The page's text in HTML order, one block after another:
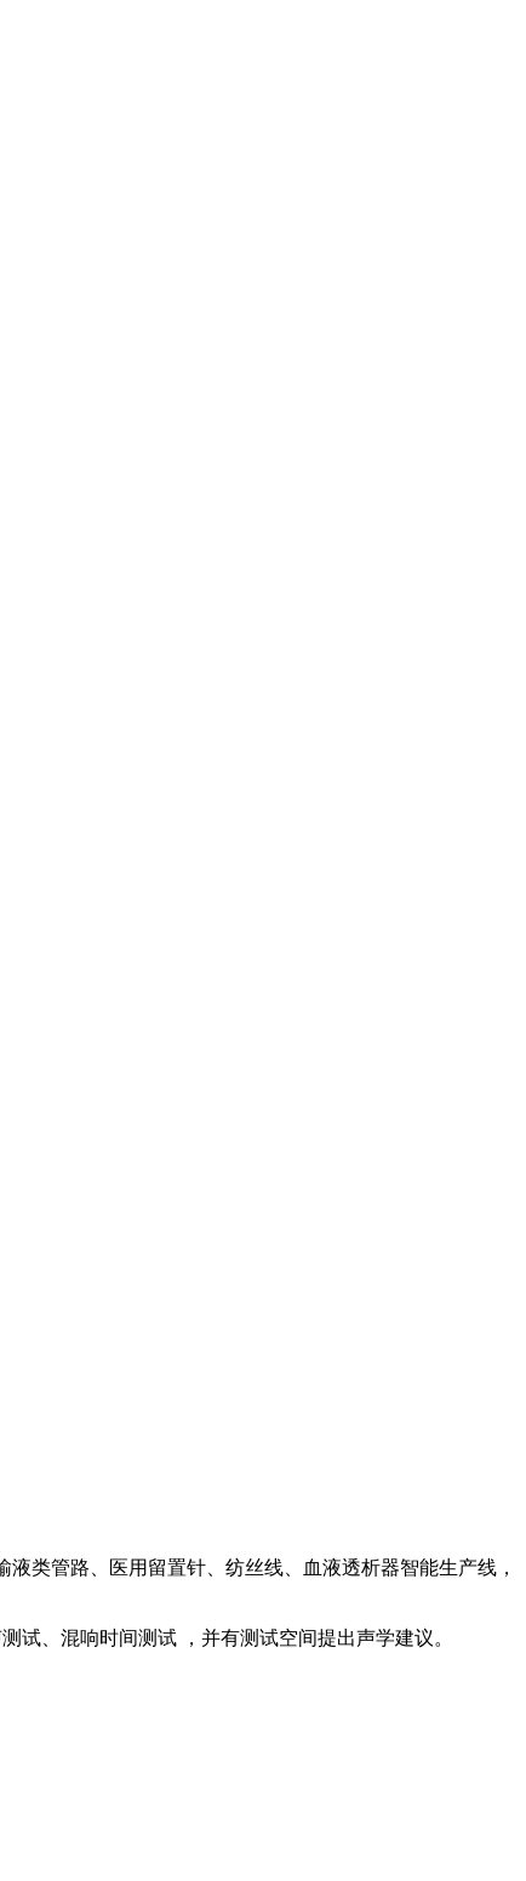
类管路、医用留置针、纺丝线、血液透析器智能生产线，
试、混响时间测试 ，并有测试空间提出声学建议。